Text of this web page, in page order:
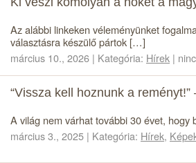
Az alábbi linkeken véleményünket
választásra készülő pártok […]
március 10., 2026 | Kategória: Hírek |
“Vissza kell hoznunk a
A világ nem várhat további 30 évet,
március 3., 2025 | Kategória: Hírek,